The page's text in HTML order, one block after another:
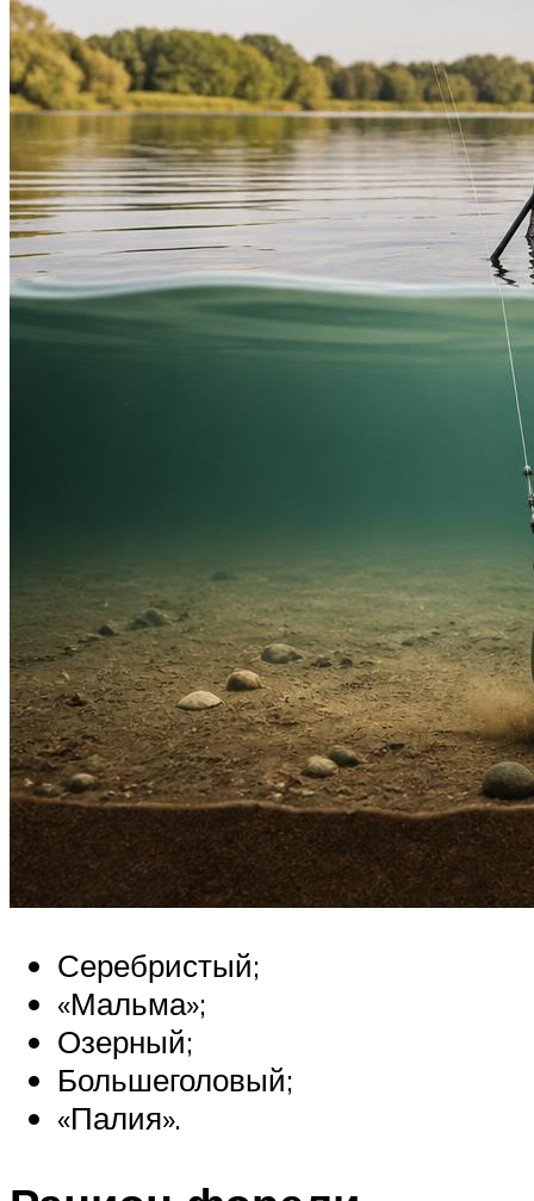
Серебристый;
«Мальма»;
Озерный;
Большеголовый;
«Палия».